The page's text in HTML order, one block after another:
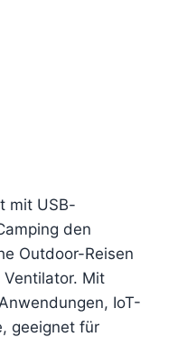
mit USB-
den
Outdoor-Reisen
Mit
IoT-
geeignet für